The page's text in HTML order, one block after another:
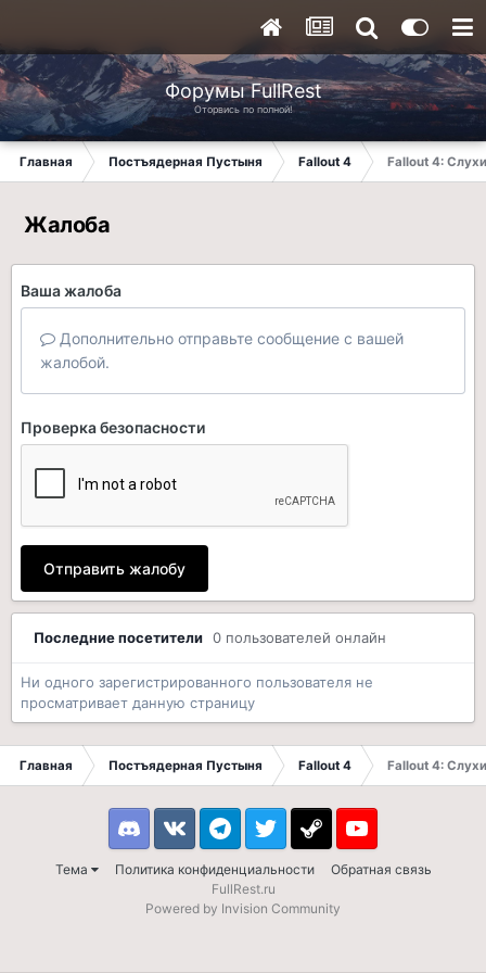
Форумы FullRest
Оторвись по полной!
Главная Постъядерная Пустыня Fallout 4 Fallout 4:
Жалоба
Ваша жалоба
Дополнительно отправьте сообщение с вашей
жалобой.
Проверка безопасности
Отправить жалобу
Последние посетители 0 пользователей онлайн
Ни одного зарегистрированного пользователя не
просматривает данную страницу
Главная Постъядерная Пустыня Fallout 4 Fallout 4:
Тема Политика конфиденциальности Обратная связь
DiscordVK TelegramTwitter Steam Youtube
FullRest.ru
Powered by Invision Community